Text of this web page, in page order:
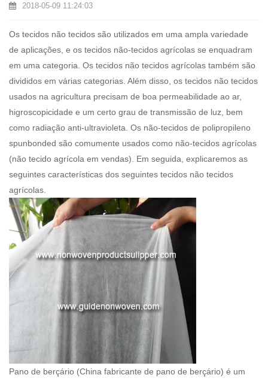
2018-05-09 11:24:03
Os tecidos não tecidos são utilizados em uma ampla variedade
de aplicações, e os tecidos não-tecidos agrícolas se enquadram
em uma categoria. Os tecidos não tecidos agrícolas também são
divididos em várias categorias. Além disso, os tecidos não tecidos
usados ​​na agricultura precisam de boa permeabilidade ao ar,
higroscopicidade e um certo grau de transmissão de luz, bem
como radiação anti-ultravioleta. Os não-tecidos de polipropileno
spunbonded são comumente usados ​​como não-tecidos agrícolas
(não tecido agrícola em vendas). Em seguida, explicaremos as
seguintes características dos seguintes tecidos não tecidos
agrícolas.
Pano de berçário (China fabricante de pano de berçário) é um